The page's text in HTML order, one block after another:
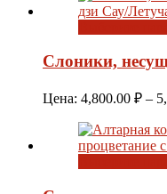
Слоники,
Цена: 4,800.00 ₽ –